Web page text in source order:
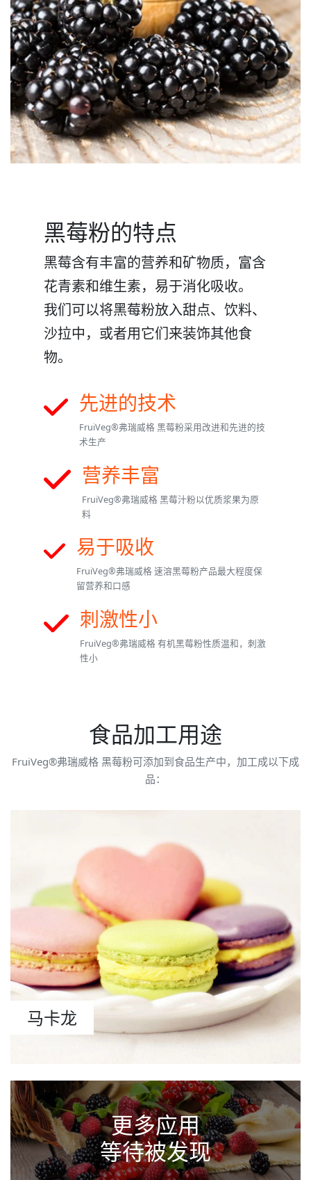
黑莓粉的特点
黑莓含有丰富的营养和矿物质，富含
花青素和维生素，易于消化吸收。
我们可以将黑莓粉放入甜点、饮料、
沙拉中，或者用它们来装饰其他食
物。
先进的技术
FruiVeg®弗瑞威格 黑莓粉采用改进和先进的技
术生产
营养丰富
FruiVeg®弗瑞威格 黑莓汁粉以优质浆果为原
料
易于吸收
FruiVeg®弗瑞威格 速溶黑莓粉产品最大程度保
留营养和口感
刺激性小
FruiVeg®弗瑞威格 有机黑莓粉性质温和，刺激
性小
食品加工用途
FruiVeg®弗瑞威格 黑莓粉可添加到食品生产中，加工成以下成
品：
马卡龙
更多应用
等待被发现